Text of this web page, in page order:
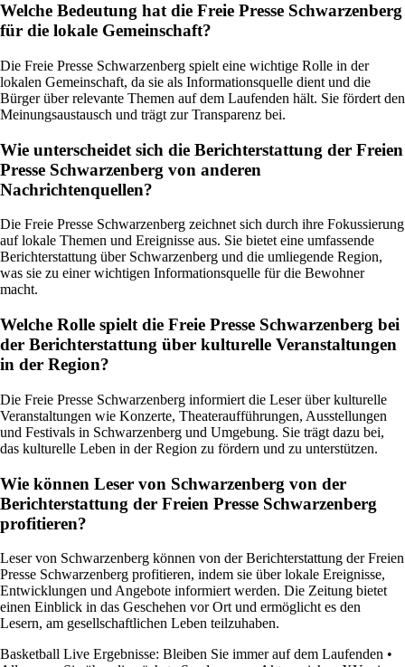
Welche Bedeutung hat die Freie Presse Schwarzenberg
für die lokale Gemeinschaft?
Die Freie Presse Schwarzenberg spielt eine wichtige Rolle in der
lokalen Gemeinschaft, da sie als Informationsquelle dient und die
Bürger über relevante Themen auf dem Laufenden hält. Sie fördert den
Meinungsaustausch und trägt zur Transparenz bei.
Wie unterscheidet sich die Berichterstattung der Freien
Presse Schwarzenberg von anderen
Nachrichtenquellen?
Die Freie Presse Schwarzenberg zeichnet sich durch ihre Fokussierung
auf lokale Themen und Ereignisse aus. Sie bietet eine umfassende
Berichterstattung über Schwarzenberg und die umliegende Region,
was sie zu einer wichtigen Informationsquelle für die Bewohner
macht.
Welche Rolle spielt die Freie Presse Schwarzenberg bei
der Berichterstattung über kulturelle Veranstaltungen
in der Region?
Die Freie Presse Schwarzenberg informiert die Leser über kulturelle
Veranstaltungen wie Konzerte, Theateraufführungen, Ausstellungen
und Festivals in Schwarzenberg und Umgebung. Sie trägt dazu bei,
das kulturelle Leben in der Region zu fördern und zu unterstützen.
Wie können Leser von Schwarzenberg von der
Berichterstattung der Freien Presse Schwarzenberg
profitieren?
Leser von Schwarzenberg können von der Berichterstattung der Freien
Presse Schwarzenberg profitieren, indem sie über lokale Ereignisse,
Entwicklungen und Angebote informiert werden. Die Zeitung bietet
einen Einblick in das Geschehen vor Ort und ermöglicht es den
Lesern, am gesellschaftlichen Leben teilzuhaben.
Basketball Live Ergebnisse: Bleiben Sie immer auf dem Laufenden •